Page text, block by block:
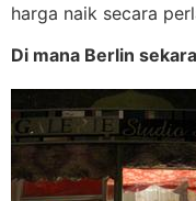
harga naik secara
Di mana Berlin